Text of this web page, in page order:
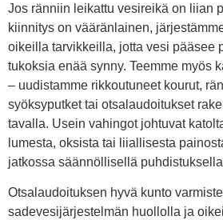
Jos ränniin leikattu vesireikä on liian
kiinnitys on vääränlainen,
oikeilla tarvikkeilla, jotta vesi pääsee
tukoksia enää synny. Teemme myös
– uudistamme rikkoutuneet kourut,
syöksyputket tai otsalaudoitukset
tavalla. Usein vahingot johtuvat
lumesta, oksista tai liiallisesta
jatkossa säännöllisellä
Otsalaudoituksen hyvä kunto
sadevesijärjestelmän huollolla ja